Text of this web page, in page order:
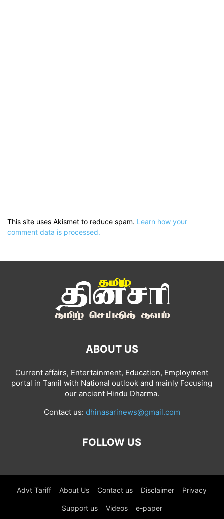
This site uses Akismet to reduce spam. Learn how your
comment data is processed.
ABOUT US
Current affairs, Entertainment, Education, Employment
portal in Tamil with National outlook and mainly Focusing
our ancient Hindu Dharma.
Contact us: dhinasarinews@gmail.com
FOLLOW US
Advt Tariff About Us Contact us Disclaimer Privacy
Support us Videos e-paper